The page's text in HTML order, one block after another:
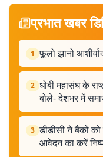
प्रभात खबर
1 फूलो झानो
2 धोबी महासंघ के
बोले- देशभर में
3 डीडीसी ने बैंकों
आवेदन का करें